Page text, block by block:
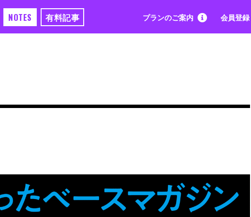
NOTES 有料記事 プランのご案内 会員登録